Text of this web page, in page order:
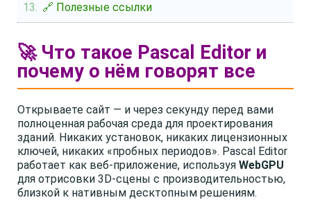
🔗 Полезные ссылки
🚀 Что такое Pascal Editor и
почему о нём говорят все
Открываете сайт — и через секунду перед вами
полноценная рабочая среда для проектирования
зданий. Никаких установок, никаких лицензионных
ключей, никаких «пробных периодов». Pascal Editor
работает как веб-приложение, используя WebGPU
для отрисовки 3D-сцены с производительностью,
близкой к нативным десктопным решениям.